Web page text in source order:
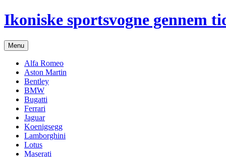
Hop
til
Ikoniske sportsvogne gennem
Menu
Alfa Romeo
Aston Martin
Bentley
BMW
Bugatti
Ferrari
Jaguar
Koenigsegg
Lamborghini
Lotus
Maserati